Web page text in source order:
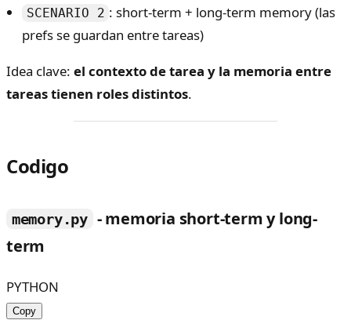
SCENARIO 2 : short-term + long-term memory (las
prefs se guardan entre tareas)
Idea clave: el contexto de tarea y la memoria entre
tareas tienen roles distintos.
Codigo
memory.py - memoria short-term y long-
term
PYTHON
Copy